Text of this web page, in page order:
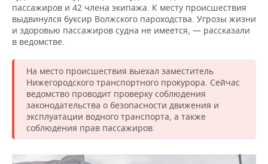
КОМУ ПРИНАДЛЕЖАТ
ТОРГОВЫЕ ЦЕНТРЫ
ТАТАРСТАНА
БЮДЖЕТ
ИНВЕСТИЦИИ
МАШИНОСТРОЕНИЕ
НЕФТЕХИМИЯ
НЕФТЬ
ОПК
ЭНЕРГЕТИКА
НОВОСТИ АВТО
БИЗНЕС
НОВОСТИ БИЗНЕСА
РОЗНИЧНАЯ ТОРГОВЛЯ
ТРАНСПОРТ
УСЛУГИ
ТЕХНОЛОГИИ
НОВОСТИ ТЕХНОЛОГИЙ
МЕДИА
МЕРОПРИЯТИЯ
НОВОСТИ МЕРОПРИЯТИЙ
ВЫЕЗДНАЯ РЕДАКЦИЯ
СПОРТ
НОВОСТИ СПОРТА
ОБЩЕСТВО
пассажиров и 42 члена экипажа. К месту происшествия
выдвинулся буксир Волжского пароходства. Угрозы жизни
и здоровью пассажиров судна не имеется, — рассказали
в ведомстве.
На место происшествия выехал заместитель
Нижегородского транспортного прокурора. Сейчас
ведомство проводит проверку соблюдения
законодательства о безопасности движения и
эксплуатации водного транспорта, а также
соблюдения прав пассажиров.